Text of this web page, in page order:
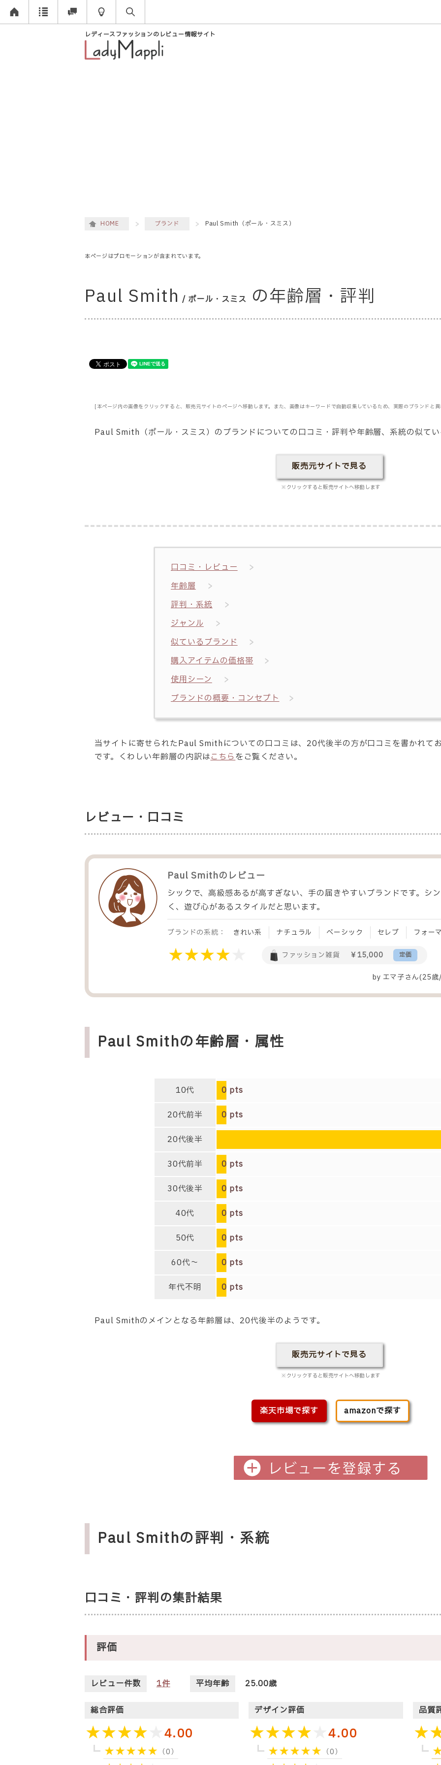
レディースファッションのレビュー情報サイト
HOME ブランド Paul Smith（ポール・スミス）
本ページはプロモーションが含まれています。
Paul Smith / ポール・スミス の年齢層・評判
[本ページ内の画像をクリックすると、販売元サイトのページへ移動します。また、画像はキーワードで自動収集しているため、実際のブランドと
Paul Smith（ポール・スミス）のブランドについての口コミ・評判や年齢層、系統の似て
販売元サイトで見る
※クリックすると販売サイトへ移動します
口コミ・レビュー
年齢層
評判・系統
ジャンル
似ているブランド
購入アイテムの価格帯
使用シーン
ブランドの概要・コンセプト
当サイトに寄せられたPaul Smithについての口コミは、20代後半の方が口コミを書かれて
です。くわしい年齢層の内訳はこちらをご覧ください。
レビュー・口コミ
Paul Smithのレビュー
シックで、高級感あるが高すぎない、手の届きやすいブランドです。シ
く、遊び心があるスタイルだと思います。
ブランドの系統： きれい系 ナチュラル ベーシック セレブ フォー
ファッション雑貨 ￥15,000 定価
by エマ子さん(25
Paul Smithの年齢層・属性
10代 0 pts
20代前半 0 pts
20代後半
30代前半 0 pts
30代後半 0 pts
40代 0 pts
50代 0 pts
60代～ 0 pts
年代不明 0 pts
Paul Smithのメインとなる年齢層は、20代後半のようです。
販売元サイトで見る
※クリックすると販売サイトへ移動します
楽天市場で探す amazonで探す
Paul Smithの評判・系統
口コミ・評判の集計結果
評価
レビュー件数 1件 平均年齢 25.00歳
総合評価
4.00
（0）
デザイン評価
4.00
（0）
品質